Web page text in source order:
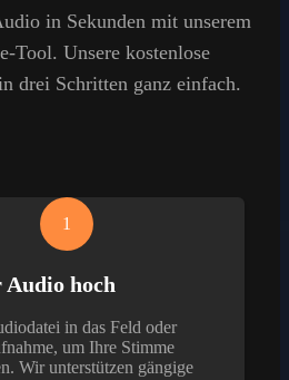
in Sekunden mit unserem
Tool. Unsere kostenlose
drei Schritten ganz einfach.
1
hoch
in das Feld oder
um Ihre Stimme
Wir unterstützen gängige